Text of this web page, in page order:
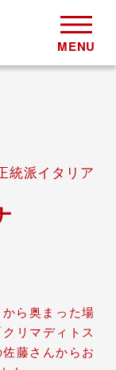
統派イタリア
ら奥まった場
リマディトス
藤さんからお